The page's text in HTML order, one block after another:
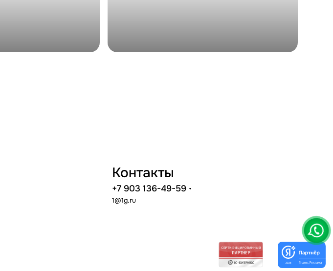
Контакты
+7 903 136-49-59
1@1g.ru